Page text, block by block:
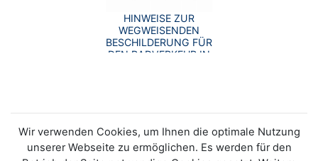
HINWEISE ZUR
WEGWEISENDEN
BESCHILDERUNG FÜR
DEN RADVERKEHR IN
Wir verwenden Cookies, um Ihnen die optimale Nutzung
unserer Webseite zu ermöglichen. Es werden für den